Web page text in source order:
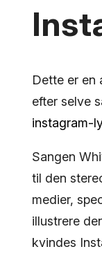
Dette er en
efter selve
instagram-
Sangen
til den
medier,
illustrere
kvindes